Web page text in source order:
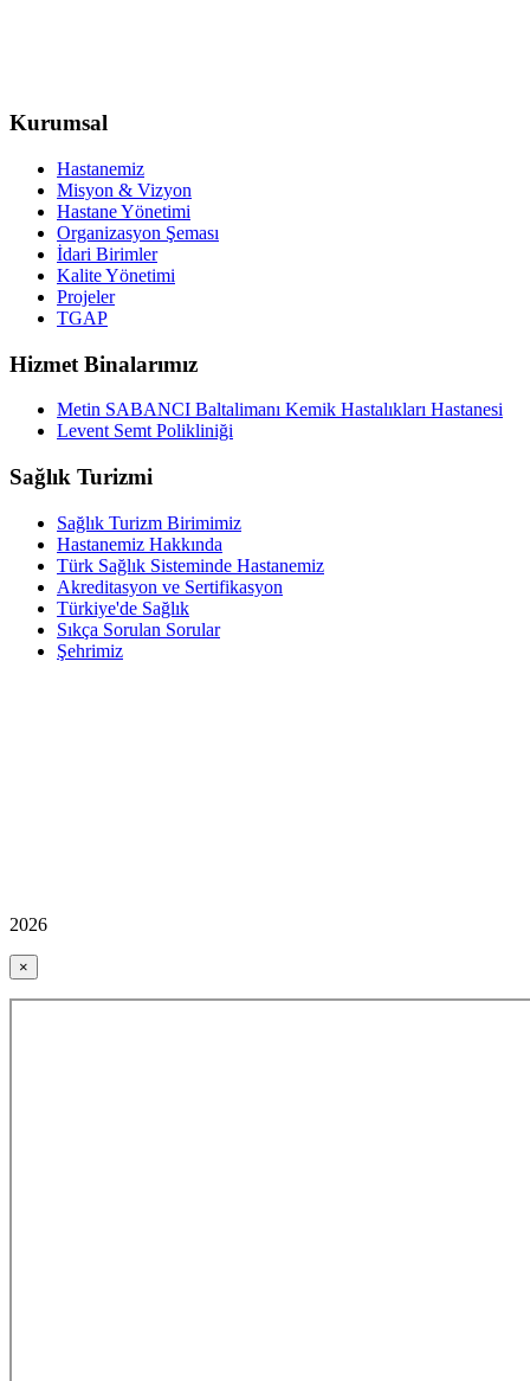
Kurumsal
Hastanemiz
Misyon & Vizyon
Hastane Yönetimi
Organizasyon Şeması
İdari Birimler
Kalite Yönetimi
Projeler
TGAP
Hizmet Binalarımız
Metin SABANCI Baltalimanı Kemik Hastalıkları Hastanesi
Levent Semt Polikliniği
Sağlık Turizmi
Sağlık Turizm Birimimiz
Hastanemiz Hakkında
Türk Sağlık Sisteminde Hastanemiz
Akreditasyon ve Sertifikasyon
Türkiye'de Sağlık
Sıkça Sorulan Sorular
Şehrimiz
2026
×